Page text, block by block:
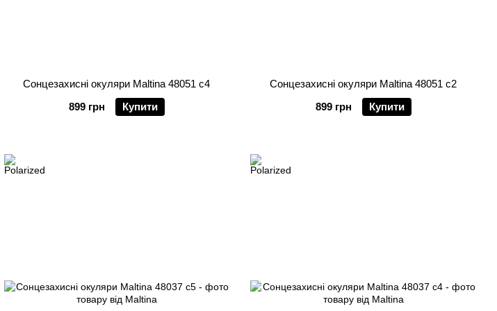
Сонцезахисні окуляри Maltina 48051 c4
899 грн
Купити
Сонцезахисні окуляри Maltina 48051 c2
899 грн
Купити